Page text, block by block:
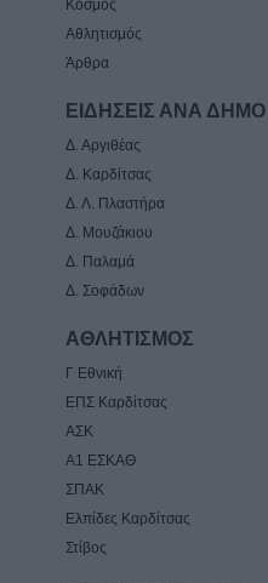
Κόσμος
Αθλητισμός
Άρθρα
ΕΙΔΗΣΕΙΣ ΑΝΑ ΔΗΜΟ
Δ. Αργιθέας
Δ. Καρδίτσας
Δ. Λ. Πλαστήρα
Δ. Μουζάκιου
Δ. Παλαμά
Δ. Σοφάδων
ΑΘΛΗΤΙΣΜΟΣ
Γ Εθνική
ΕΠΣ Καρδίτσας
ΑΣΚ
Α1 ΕΣΚΑΘ
ΣΠΑΚ
Ελπίδες Καρδίτσας
Στίβος